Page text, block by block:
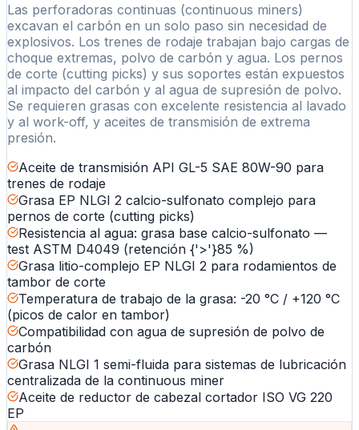
Las perforadoras continuas (continuous miners)
excavan el carbón en un solo paso sin necesidad de
explosivos. Los trenes de rodaje trabajan bajo cargas de
choque extremas, polvo de carbón y agua. Los pernos
de corte (cutting picks) y sus soportes están expuestos
al impacto del carbón y al agua de supresión de polvo.
Se requieren grasas con excelente resistencia al lavado
y al work-off, y aceites de transmisión de extrema
presión.
Aceite de transmisión API GL-5 SAE 80W-90 para
trenes de rodaje
Grasa EP NLGI 2 calcio-sulfonato complejo para
pernos de corte (cutting picks)
Resistencia al agua: grasa base calcio-sulfonato —
test ASTM D4049 (retención {'>'}85 %)
Grasa litio-complejo EP NLGI 2 para rodamientos de
tambor de corte
Temperatura de trabajo de la grasa: -20 °C / +120 °C
(picos de calor en tambor)
Compatibilidad con agua de supresión de polvo de
carbón
Grasa NLGI 1 semi-fluida para sistemas de lubricación
centralizada de la continuous miner
Aceite de reductor de cabezal cortador ISO VG 220
EP